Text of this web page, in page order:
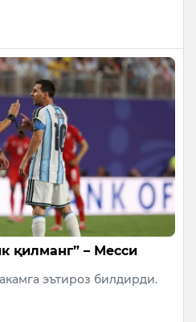
қилманг” – Месси
эътироз билдирди.